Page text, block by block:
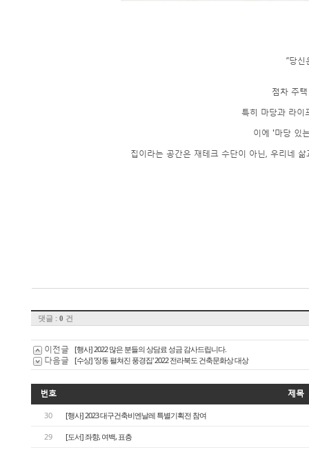
“당
점차 주
특히 마당과 라이
이에 '마당 있
집이라는 공간은 재테크 수단이 아닌, 우리네
댓글 : 0 건
이전글 [행사] 2022 많은 분들의 상담료 성금 감사드립니다.
다음글 [수상] '장동 펼쳐진 풍경집' 2022 전라북도 건축문화상 대상
번호 제목
30 [행사] 2023 대구건축비엔날레 특별기획전 참여
29 [도서] 좌향, 여백, 표층